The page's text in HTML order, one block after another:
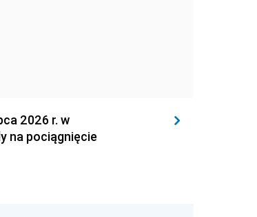
2026 r. w
na pociągnięcie